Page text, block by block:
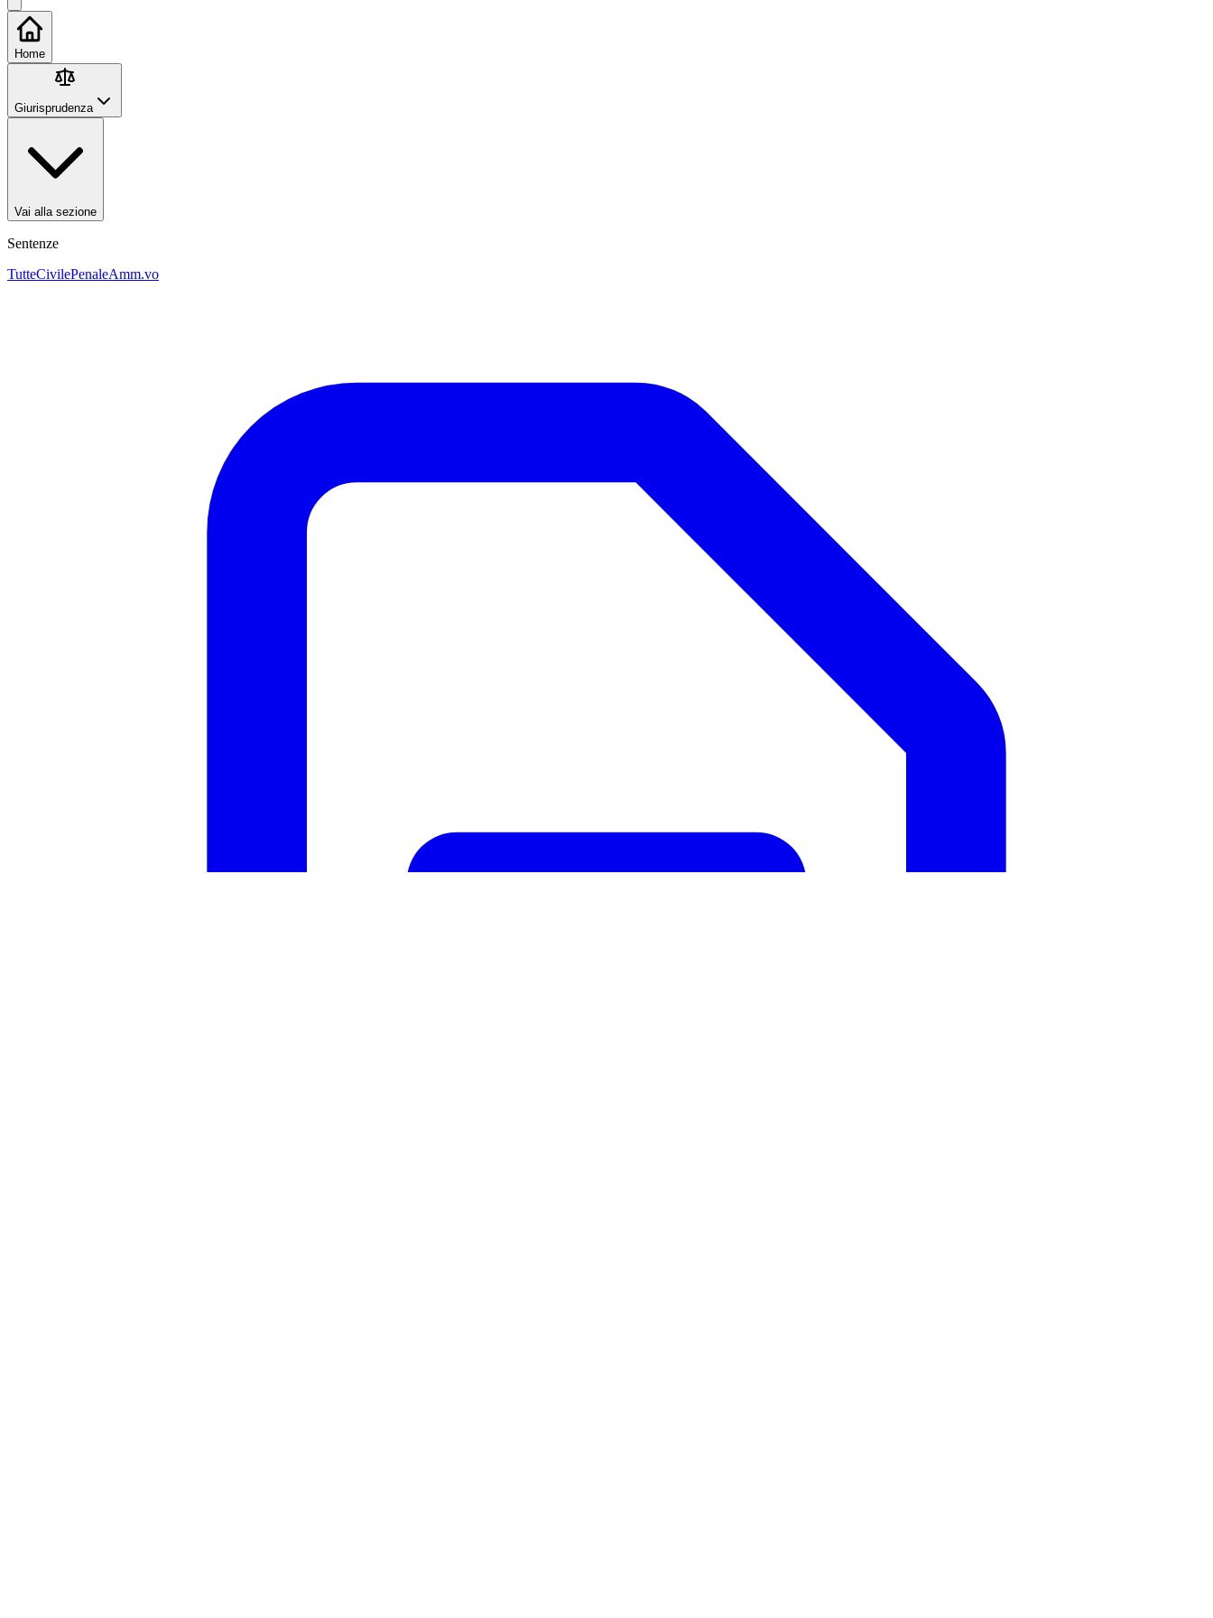
Home
Giurisprudenza
Vai alla sezione
Sentenze
TutteCivilePenaleAmm.vo